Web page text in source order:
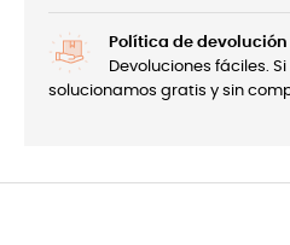
Política de devolución
Devoluciones fáciles.
solucionamos gratis y sin